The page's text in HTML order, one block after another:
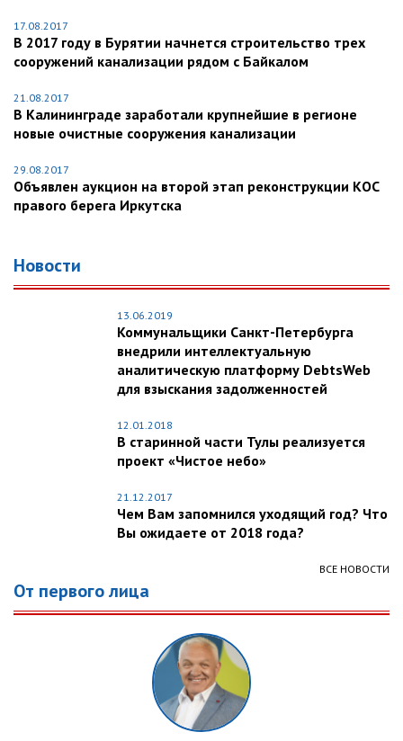
17.08.2017
В 2017 году в Бурятии начнется строительство трех
сооружений канализации рядом с Байкалом
21.08.2017
В Калининграде заработали крупнейшие в регионе
новые очистные сооружения канализации
29.08.2017
Объявлен аукцион на второй этап реконструкции КОС
правого берега Иркутска
Новости
13.06.2019
Коммунальщики Санкт-Петербурга
внедрили интеллектуальную
аналитическую платформу DebtsWeb
для взыскания задолженностей
12.01.2018
В старинной части Тулы реализуется
проект «Чистое небо»
21.12.2017
Чем Вам запомнился уходящий год? Что
Вы ожидаете от 2018 года?
ВСЕ НОВОСТИ
От первого лица